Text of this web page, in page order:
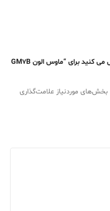
اولین نفری باشید که دیدگاهی را ارسال می کنید برای “ماوس الون GM7B
بخش‌های موردنیاز علامت‌گذاری